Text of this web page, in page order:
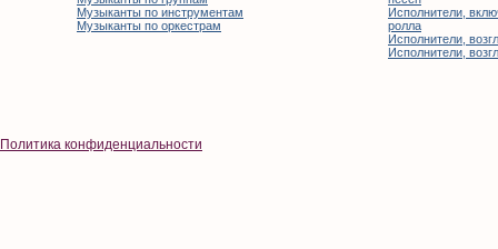
Музыканты по инструментам
Музыканты по оркестрам
Исполнители,
ролла
Исполнители,
Исполнители,
Политика конфиденциальности